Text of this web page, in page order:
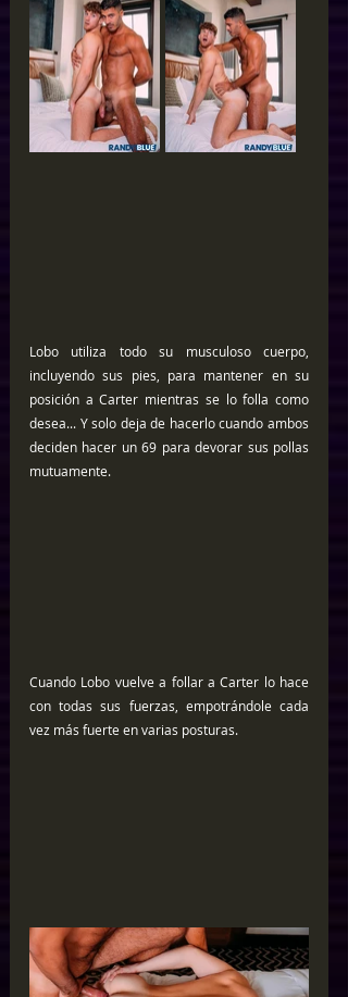
Lobo utiliza todo su musculoso cuerpo,
incluyendo sus pies, para mantener en su
posición a Carter mientras se lo folla como
desea... Y solo deja de hacerlo cuando ambos
deciden hacer un 69 para devorar sus pollas
mutuamente.
Cuando Lobo vuelve a follar a Carter lo hace
con todas sus fuerzas, empotrándole cada
vez más fuerte en varias posturas.